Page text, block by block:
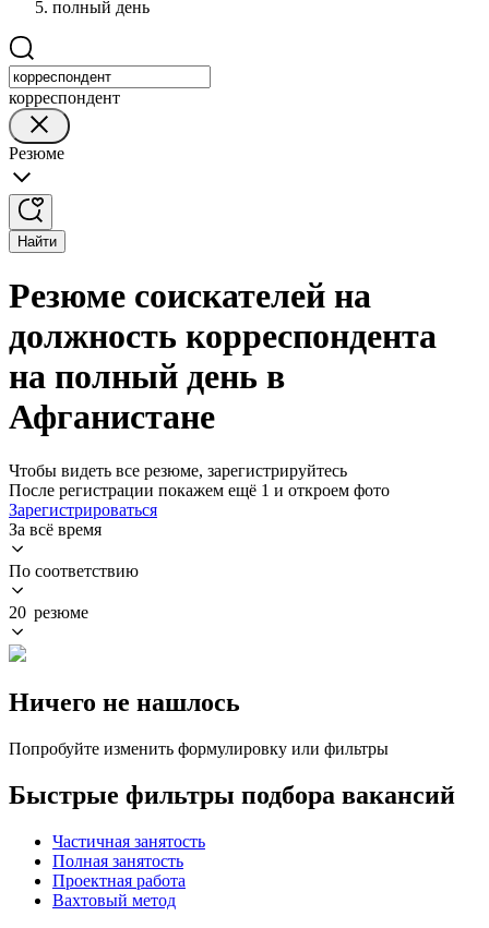
полный день
корреспондент
Резюме
Найти
Резюме соискателей на
должность корреспондента
на полный день в
Афганистане
Чтобы видеть все резюме, зарегистрируйтесь
После регистрации покажем ещё 1 и откроем фото
Зарегистрироваться
За всё время
По соответствию
20 резюме
Ничего не нашлось
Попробуйте изменить формулировку или фильтры
Быстрые фильтры подбора вакансий
Частичная занятость
Полная занятость
Проектная работа
Вахтовый метод